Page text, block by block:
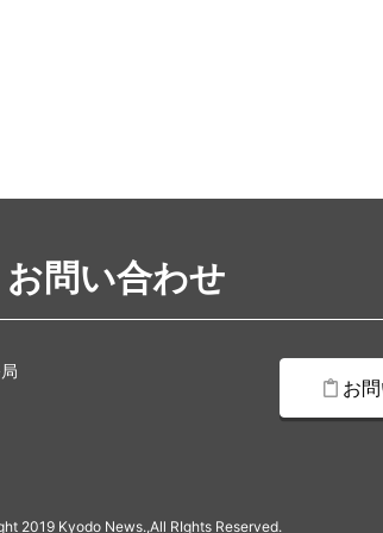
お問い合わせ
お
2019 Kyodo News.,All RIghts Reserved.